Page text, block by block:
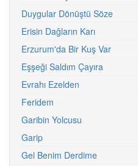
Duygular Dönüştü Söze
Erisin Dağların Karı
Erzurum'da Bir Kuş Var
Eşşeği Saldım Çayıra
Evrahı Ezelden
Feridem
Garibin Yolcusu
Garip
Gel Benim Derdime